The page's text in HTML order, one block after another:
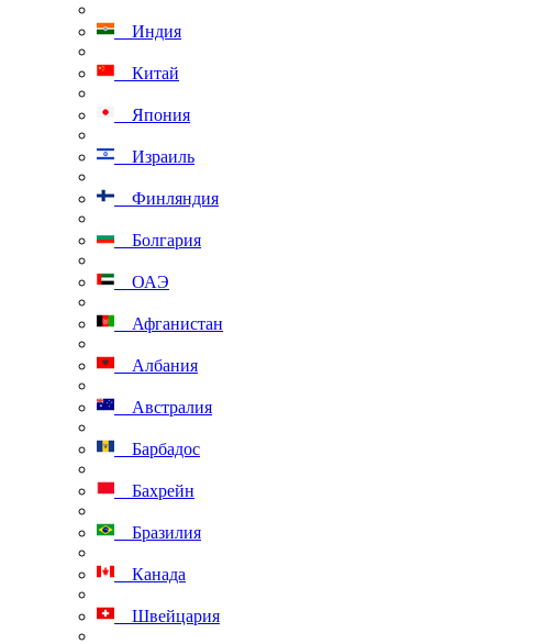
Индия
Китай
Япония
Израиль
Финляндия
Болгария
ОАЭ
Афганистан
Албания
Австралия
Барбадос
Бахрейн
Бразилия
Канада
Швейцария